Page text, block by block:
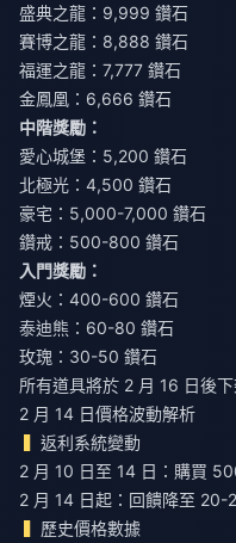
盛典之龍：9,999 鑽石
賽博之龍：8,888 鑽石
福運之龍：7,777 鑽石
金鳳凰：6,666 鑽石
中階獎勵：
愛心城堡：5,200 鑽石
北極光：4,500 鑽石
豪宅：5,000-7,000 鑽石
鑽戒：500-800 鑽石
入門獎勵：
煙火：400-600 鑽石
泰迪熊：60-80 鑽石
玫瑰：30-50 鑽石
所有道具將於 2 月 16 日後下
2 月 14 日價格波動解析
返利系統變動
2 月 10 日至 14 日：購買
2 月 14 日起：回饋降至 20-
歷史價格數據